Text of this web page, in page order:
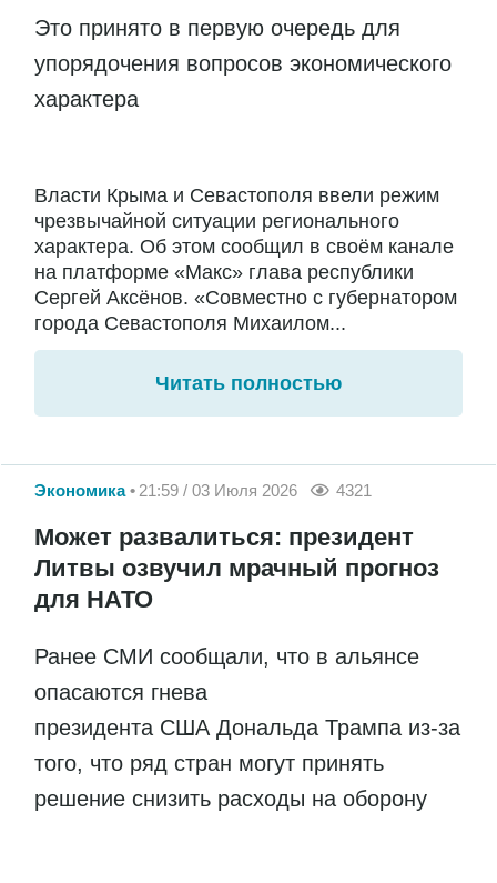
Это принято в первую очередь для
упорядочения вопросов экономического
характера
Власти Крыма и Севастополя ввели режим
чрезвычайной ситуации регионального
характера. Об этом сообщил в своём канале
на платформе «Макс» глава республики
Сергей Аксёнов. «Совместно с губернатором
города Севастополя Михаилом...
Читать полностью
Экономика 21:59 / 03 Июля 2026 4321
Может развалиться: президент
Литвы озвучил мрачный прогноз
для НАТО
Ранее СМИ сообщали, что в альянсе
опасаются гнева
президента США Дональда Трампа из-за
того, что ряд стран могут принять
решение снизить расходы на оборону